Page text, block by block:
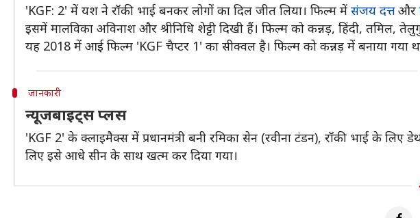
'KGF: 2' में यश ने रॉकी भाई बनकर लोगों का दिल जीत लिया। फिल्म में संजय दत्तऔर
इसमें मालविका अविनाश और श्रीनिधि शेट्टी दिखी हैं। फिल्म को कन्नड़, हिंदी, तमिल,
यह 2018 में आई फिल्म 'KGF चैप्टर 1' का सीक्वल है। फिल्म को कन्नड़ में बनाया
जानकारी
न्यूजबाइट्स प्लस
'KGF 2' के क्लाइमैक्स में प्रधानमंत्री बनी रमिका सेन (रवीना टंडन), रॉकी भाई के
लिए इसे आधे सीन के साथ खत्म कर दिया गया।